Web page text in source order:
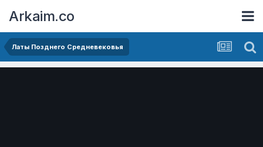
Arkaim.co
Латы Позднего Средневековья